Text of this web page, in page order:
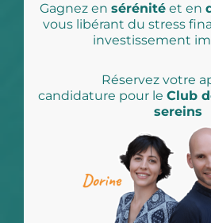
Gagnez en sérénitéet en
vous libérant du stress
investissement
Réservez votre
candidature pour le Club
sereins